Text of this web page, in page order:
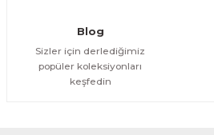
Blog
Sizler için derlediğimiz
popüler koleksiyonları
keşfedin